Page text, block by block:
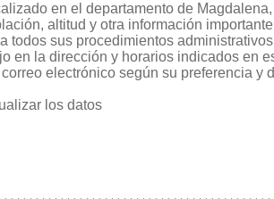
en el departamento de
altitud y otra información
todos sus procedimientos
en la dirección y horarios indicados en
correo electrónico según su preferencia y
los datos